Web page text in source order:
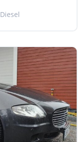
Diesel